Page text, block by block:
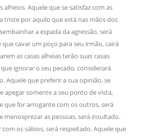
Aquele que se satisfaz com as
triste por aquilo que está nas mãos dos
a espada da agressão, será
cavar um poço para seu irmão, cairá
as casas alheias terão suas casas
ignorar o seu pecado, considerará
Aquele que preferir a sua opinião, se
apegar somente a seu ponto de vista,
que for arrogante com os outros, será
menosprezar as pessoas, será insultado.
com os sábios, será respeitado. Aquele que